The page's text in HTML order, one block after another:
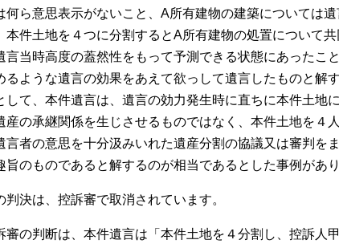
何ら意思表示がないこと、A所有建物の建築については
本件土地を４つに分割するとA所有建物の処置について
言当時高度の蓋然性をもって予測できる状態にあったこ
るような遺言の効果をあえて欲っして遺言したものと解
して、本件遺言は、遺言の効力発生時に直ちに本件土地
産の承継関係を生じさせるものではなく、本件土地を４
言者の意思を十分汲みいれた遺産分割の協議又は審判を
旨のものであると解するのが相当であるとした事例があり
判決は、控訴審で取消されています。
審の判断は、本件遺言は「本件土地を４分割し、控訴人